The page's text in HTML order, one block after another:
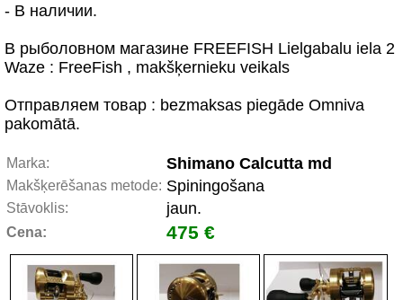
- В наличии.
В рыболовном магазине FREEFISH Lielgabalu iela 2
Waze : FreeFish , makšķernieku veikals
Отправляем товар : bezmaksas piegāde Omniva
pakomātā.
Marka: Shimano Calcutta md
Makšķerēšanas metode: Spiningošana
Stāvoklis: jaun.
Cena: 475 €